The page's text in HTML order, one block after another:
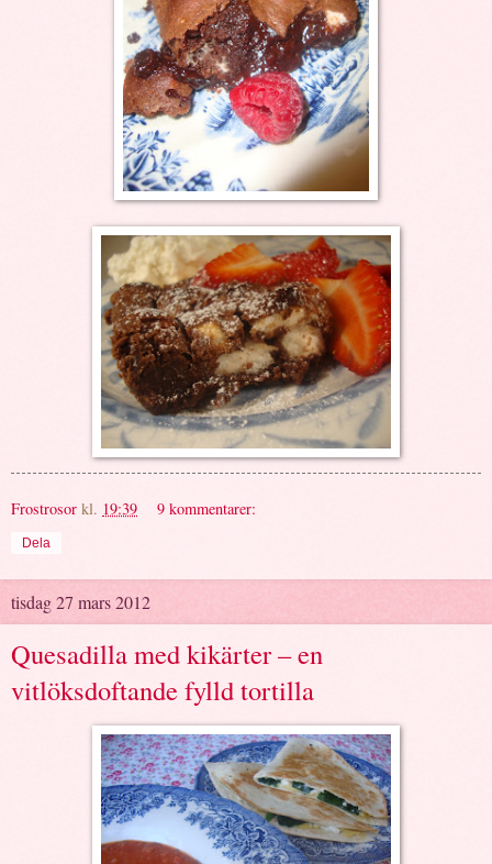
Frostrosor kl. 19:39 9 kommentarer:
Dela
tisdag 27 mars 2012
Quesadilla med kikärter – en
vitlöksdoftande fylld tortilla